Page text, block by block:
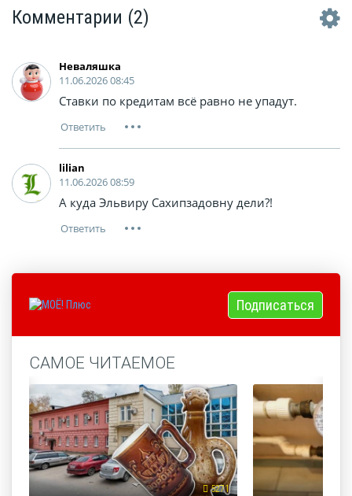
Комментарии (2)
Неваляшка
11.06.2026 08:45
Ставки по кредитам всё равно не упадут.
lilian
11.06.2026 08:59
А куда Эльвиру Сахипзадовну дели?!
Подписаться
САМОЕ ЧИТАЕМОЕ
5271